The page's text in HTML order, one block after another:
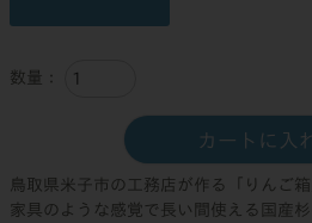
カートに入
鳥取県米子市の工務店が作る「りんご箱
家具のような感覚で長い間使える国産